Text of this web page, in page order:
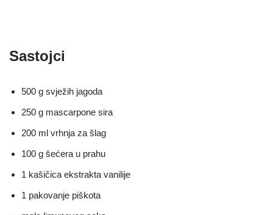
Sastojci
500 g svježih jagoda
250 g mascarpone sira
200 ml vrhnja za šlag
100 g šećera u prahu
1 kašičica ekstrakta vanilije
1 pakovanje piškota